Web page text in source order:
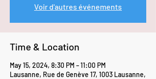
Voir d'autres événements
Time & Location
May 15, 2024, 8:30 PM – 11:00 PM
Lausanne, Rue de Genève 17, 1003 Lausanne,